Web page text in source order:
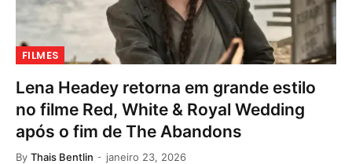
FILMES
Lena Headey retorna em grande estilo
no filme Red, White & Royal Wedding
após o fim de The Abandons
By Thais Bentlin janeiro 23, 2026